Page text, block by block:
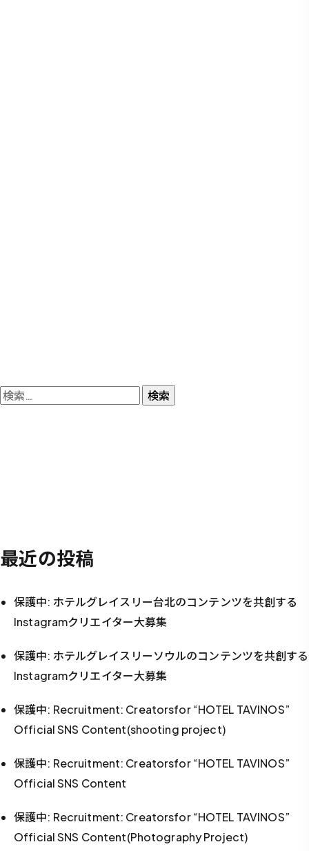
検
最近の投稿
保護中: ホテルグレイスリー台北のコンテンツを共創する
Instagramクリエイター大募集
保護中: ホテルグレイスリーソウルのコンテンツを共創する
Instagramクリエイター大募集
保護中: Recruitment: Creatorsfor “HOTEL TAVINOS”
Official SNS Content(shooting project)
保護中: Recruitment: Creatorsfor “HOTEL TAVINOS”
Official SNS Content
保護中: Recruitment: Creatorsfor “HOTEL TAVINOS”
Official SNS Content(Photography Project)